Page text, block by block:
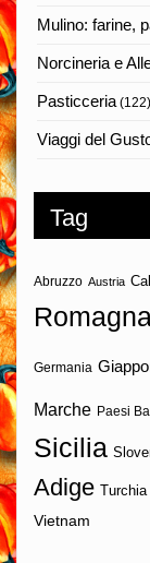
Mulino: farine,
Norcineria e
Pasticceria(122)
Viaggi del
Tag
Abruzzo Austria
Germania
Marche Paesi
Sicilia
Adige Turchia
Vietnam